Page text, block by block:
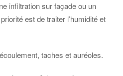
infiltration sur façade ou un
est de traiter l’humidité et
taches et auréoles.